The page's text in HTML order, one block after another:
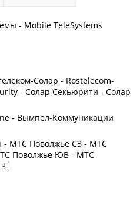
- Mobile TeleSystems
Солар - Rostelecom-
- Солар Секьюрити - Солар
- Вымпел-Коммуникации
- МТС Поволжье СЗ - МТС
Поволжье ЮВ - МТС
3